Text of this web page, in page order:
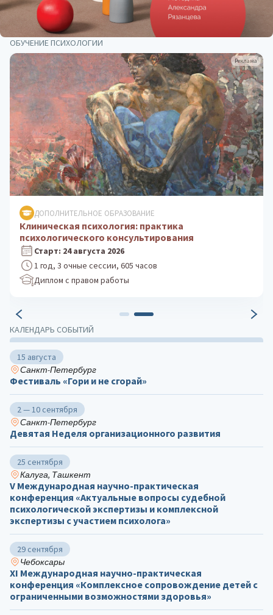
КАЛЕНДАРЬ СОБЫТИЙ
15 августа
Санкт-Петербург
Фестиваль «Гори и не сгорай»
2 — 10 сентября
Санкт-Петербург
Девятая Неделя организационного развития
25 сентября
Калуга, Ташкент
V Международная научно-практическая
конференция «Актуальные вопросы судебной
психологической экспертизы и комплексной
экспертизы с участием психолога»
29 сентября
Чебоксары
ХΙ Международная научно-практическая
конференция «Комплексное сопровождение детей с
ограниченными возможностями здоровья»
ОБУЧЕНИЕ ПСИХОЛОГИИ
Реклама
ДОПОЛНИТЕЛЬНОЕ ОБРАЗОВАНИЕ
Клиническая психология: практика
психологического консультирования
Старт: 24 августа 2026
1 год, 3 очные сессии, 605 часов
Диплом с правом работы